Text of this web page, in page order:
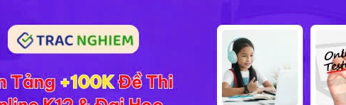
Lý thuyết 20Trắc nghiệm 40BT SGK 706
12